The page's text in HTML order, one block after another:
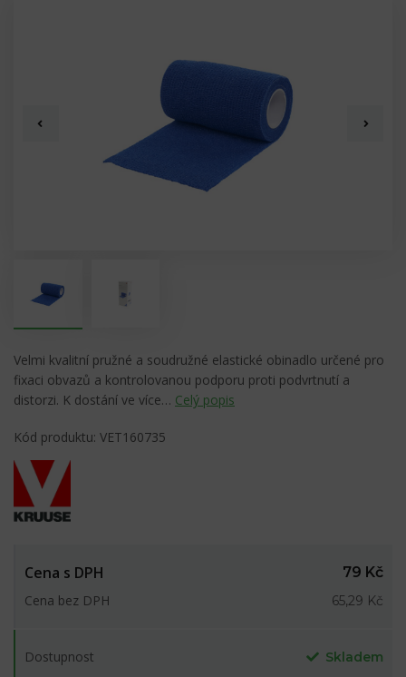
Velmi kvalitní pružné a soudružné elastické obinadlo určené pro
fixaci obvazů a kontrolovanou podporu proti podvrtnutí a
distorzi. K dostání ve více… Celý popis
Kód produktu: VET160735
Cena s DPH
79 Kč
Cena bez DPH
65,29 Kč
Dostupnost Skladem